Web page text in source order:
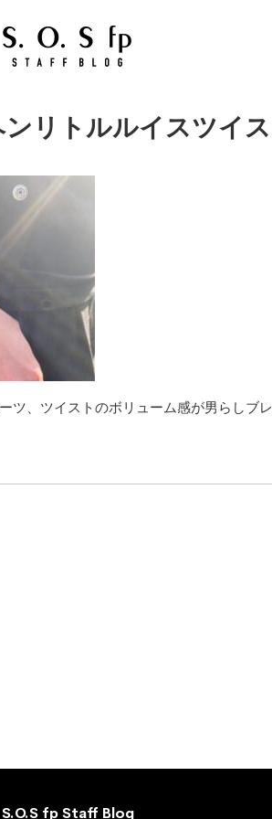
リトルルイスツイ
ツ、ツイストのボリューム感が男らしブレ
S.O.S fp Staff Blog